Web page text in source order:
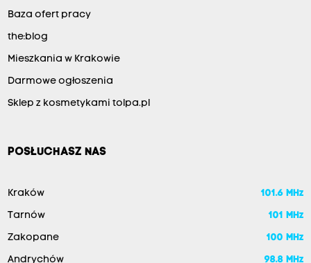
Baza ofert pracy
the:blog
Mieszkania w Krakowie
Darmowe ogłoszenia
Sklep z kosmetykami tolpa.pl
POSŁUCHASZ NAS
Kraków 101.6 MHz
Tarnów 101 MHz
Zakopane 100 MHz
Andrychów 98.8 MHz